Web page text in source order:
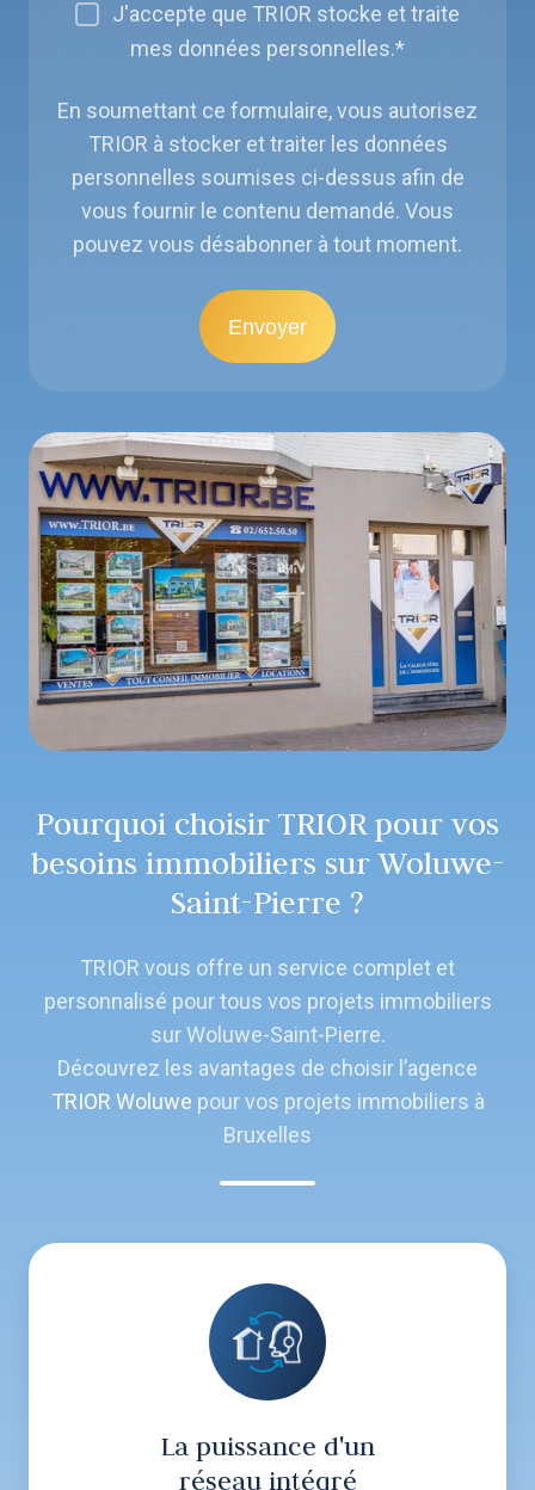
J'accepte que TRIOR stocke et traite
mes données personnelles.*
En soumettant ce formulaire, vous autorisez
TRIOR à stocker et traiter les données
personnelles soumises ci-dessus afin de
vous fournir le contenu demandé. Vous
pouvez vous désabonner à tout moment.
Pourquoi choisir TRIOR pour vos
besoins immobiliers sur Woluwe-
Saint-Pierre ?
TRIOR vous offre un service complet et
personnalisé pour tous vos projets immobiliers
sur Woluwe-Saint-Pierre.
Découvrez les avantages de choisir l’agence
TRIOR Woluwe pour vos projets immobiliers à
Bruxelles
La puissance d'un
réseau intégré